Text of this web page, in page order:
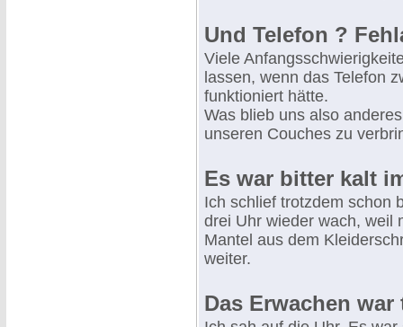
Und Telefon ?
Viele
lassen, wenn das Telefon
funktioniert hätte.
Was blieb uns also
unseren Couches zu
Es war bitter kalt
Ich schlief trotzdem schon
drei Uhr wieder wach, weil
Mantel aus dem
weiter.
Das Erwachen